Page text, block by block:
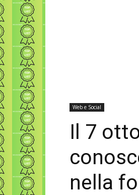
Web e Social
Il 7
nella